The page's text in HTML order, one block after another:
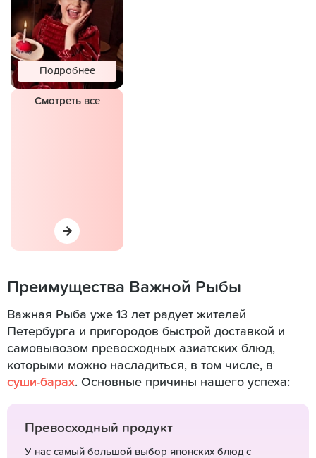
Подробнее
Смотреть все
Преимущества Важной Рыбы
Важная Рыба уже 13 лет радует жителей
Петербурга и пригородов быстрой доставкой и
самовывозом превосходных азиатских блюд,
которыми можно насладиться, в том числе, в
суши-барах. Основные причины нашего успеха:
Превосходный продукт
У нас самый большой выбор японских блюд с